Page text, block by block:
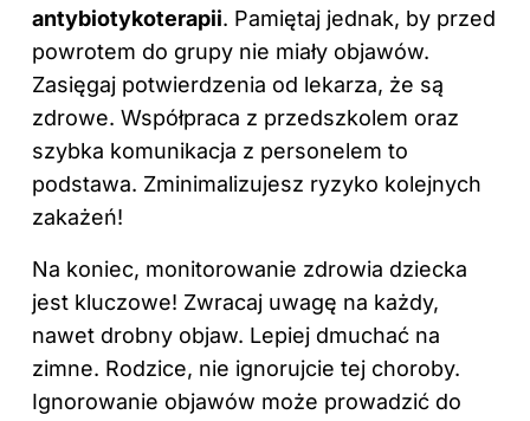
antybiotykoterapii. Pamiętaj jednak, by przed
powrotem do grupy nie miały objawów.
Zasięgaj potwierdzenia od lekarza, że są
zdrowe. Współpraca z przedszkolem oraz
szybka komunikacja z personelem to
podstawa. Zminimalizujesz ryzyko kolejnych
zakażeń!
Na koniec, monitorowanie zdrowia dziecka
jest kluczowe! Zwracaj uwagę na każdy,
nawet drobny objaw. Lepiej dmuchać na
zimne. Rodzice, nie ignorujcie tej choroby.
Ignorowanie objawów może prowadzić do